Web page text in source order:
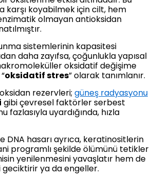
karşı koyabilmek için cilt, hem
olmayan antioksidan
sistemlerinin kapasitesi
daha zayıfsa, çoğunlukla yapısal
oksidatif değişime
oksidatif stres” olarak tanımlanır.
rezervleri; güneş radyasyonu
gibi çevresel faktörler serbest
fazlasıyla uyardığında, hızla
DNA hasarı ayrıca, keratinositlerin
programlı şekilde ölümünü tetikler
yenilenmesini yavaşlatır hem de
geciktirir ya da engeller.